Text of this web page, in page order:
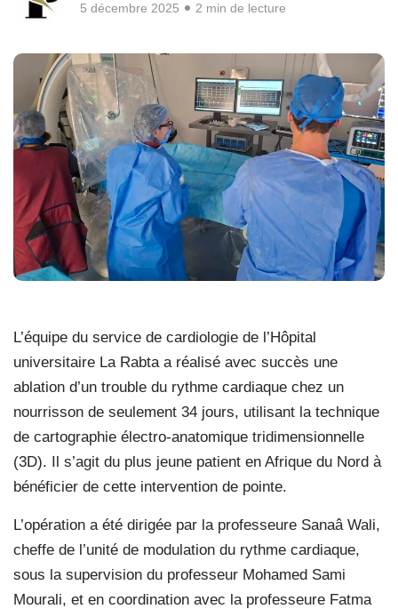
5 décembre 2025 2 min de lecture
L’équipe du service de cardiologie de l’Hôpital
universitaire La Rabta a réalisé avec succès une
ablation d’un trouble du rythme cardiaque chez un
nourrisson de seulement 34 jours, utilisant la technique
de cartographie électro-anatomique tridimensionnelle
(3D). Il s’agit du plus jeune patient en Afrique du Nord à
bénéficier de cette intervention de pointe.
L’opération a été dirigée par la professeure Sanaâ Wali,
cheffe de l’unité de modulation du rythme cardiaque,
sous la supervision du professeur Mohamed Sami
Mourali, et en coordination avec la professeure Fatma